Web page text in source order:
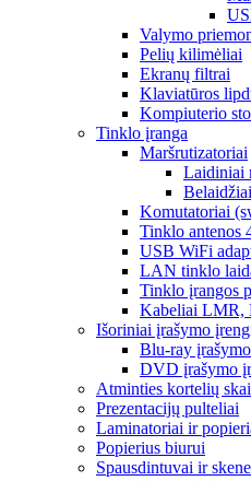
Valymo
Pelių kilimėliai
Ekranų filtrai
Klaviatūros
Kompiuterio
Tinklo įranga
Maršrutizatoriai
Laidiniai
Komutatoriai
Tinklo antenos
USB WiFi
LAN tinklo
Tinklo įrangos
Kabeliai LMR,
Išoriniai įrašymo
Blu-ray
DVD įrašymo
Atminties kortelių
Prezentacijų pulteliai
Laminatoriai ir
Popierius biurui
Spausdintuvai ir